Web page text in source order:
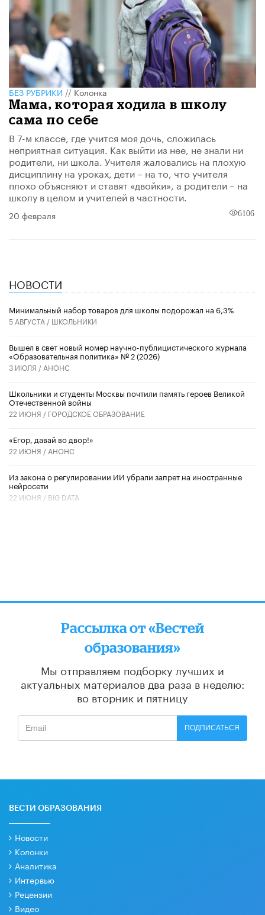
БЕЗ РУБРИКИ //Колонка
Мама, которая ходила в школу
сама по себе
В 7-м классе, где учится моя дочь, сложилась
неприятная ситуация. Как выйти из нее, не знали ни
родители, ни школа. Учителя жаловались на плохую
дисциплину на уроках, дети – на то, что учителя
плохо объясняют и ставят «двойки», а родители – на
школу в целом и учителей в частности.
20 февраля 6106
НОВОСТИ
Минимальный набор товаров для школы подорожал на 6,3%
5 АВГУСТА / ШКОЛЬНИКИ
Вышел в свет новый номер научно-публицистического журнала
«Образовательная политика» № 2 (2026)
3 ИЮЛЯ / АНОНС
Школьники и студенты Москвы почтили память героев Великой
Отечественной войны
22 ИЮНЯ / ГОРОДСКОЕ ОБРАЗОВАНИЕ
«Егор, давай во двор!»
22 ИЮНЯ / АНОНС
Из закона о регулировании ИИ убрали запрет на иностранные
нейросети
22 ИЮНЯ / BIG DATA
Рассылка от «Вестей
образования»
Мы отправляем подборку лучших и
актуальных материалов два раза в неделю:
во вторник и пятницу
ПОДПИСАТЬСЯ
ВЕСТИ ОБРАЗОВАНИЯ
Новости
Колонки
Аналитика
Интервью
Рецензии
Видео